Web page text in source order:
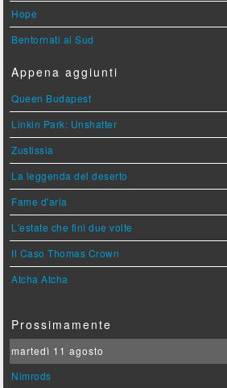
Hope
Bentornati al Sud
Appena aggiunti
Queen Budapest
Linkin Park: Unshatter
Zustissia
La leggenda del deserto
Fame d'aria
L'estate che finì due volte
Il Caso Thomas Crown
Atcha Atcha
Prossimamente
martedì 11 agosto
Nimrods